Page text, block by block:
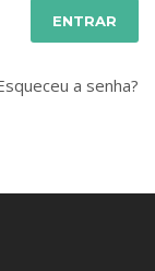
ENTRAR
a senha?